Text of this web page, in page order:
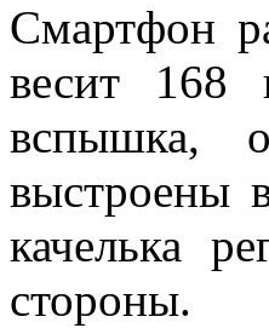
Смартфон
весит 168
вспышка,
выстроены
качелька
стороны.